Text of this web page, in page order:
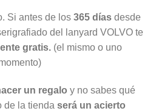
Si antes de los 365 días desde
del lanyard VOLVO te
gratis. (el mismo o uno
un regalo y no sabes qué
de la tienda será un acierto